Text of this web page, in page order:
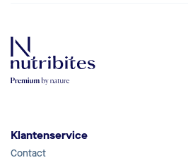
Klantenservice
Contact